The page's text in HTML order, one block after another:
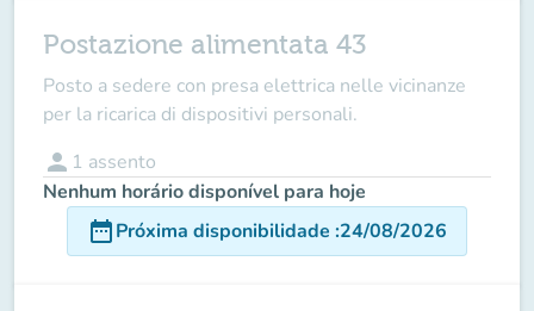
Postazione alimentata 43
Posto a sedere con presa elettrica nelle vicinanze
per la ricarica di dispositivi personali.
person 1 assento
Nenhum horário disponível para hoje
date_rangePróxima disponibilidade :24/08/2026